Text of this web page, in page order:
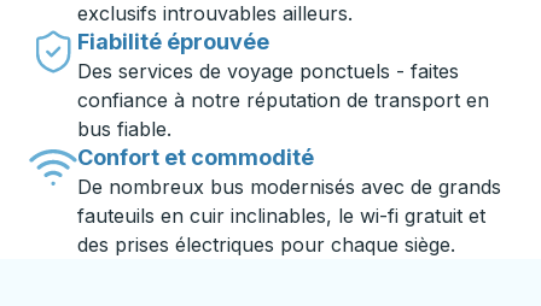
exclusifs introuvables ailleurs.
Fiabilité éprouvée
Des services de voyage ponctuels - faites
confiance à notre réputation de transport en
bus fiable.
Confort et commodité
De nombreux bus modernisés avec de grands
fauteuils en cuir inclinables, le wi-fi gratuit et
des prises électriques pour chaque siège.